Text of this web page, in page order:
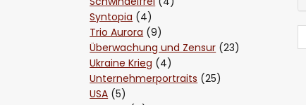
Syntopia (4)
Trio Aurora (9)
Überwachung und Zensur (23)
Ukraine Krieg (4)
Unternehmerportraits (25)
USA (5)